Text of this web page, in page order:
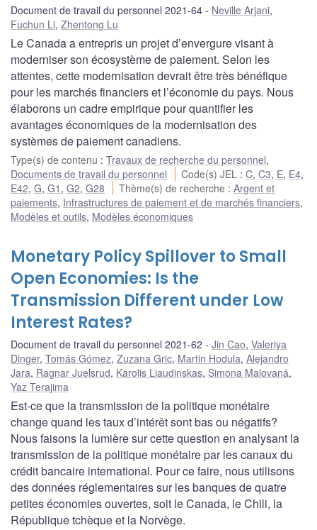
Document de travail du personnel 2021-64 Neville Arjani,
Fuchun Li, Zhentong Lu
Le Canada a entrepris un projet d’envergure visant à
moderniser son écosystème de paiement. Selon les
attentes, cette modernisation devrait être très bénéfique
pour les marchés financiers et l’économie du pays. Nous
élaborons un cadre empirique pour quantifier les
avantages économiques de la modernisation des
systèmes de paiement canadiens.
Type(s) de contenu : Travaux de recherche du personnel,
Documents de travail du personnel
Code(s) JEL :C,C3, E, E4,
E42, G, G1 , G2, G28 Thème(s) de recherche :Argent et
paiements, Infrastructures de paiement et de marchés financiers,
Modèles et outils, Modèles économiques
Monetary Policy Spillover to Small
Open Economies: Is the
Transmission Different under Low
Interest Rates?
Document de travail du personnel 2021-62 Jin Cao, Valeriya
Dinger, Tomás Gómez, Zuzana Gric, Martin Hodula, Alejandro
Jara, Ragnar Juelsrud, Karolis Liaudinskas, Simona Malovaná,
Yaz Terajima
Est-ce que la transmission de la politique monétaire
change quand les taux d’intérêt sont bas ou négatifs?
Nous faisons la lumière sur cette question en analysant la
transmission de la politique monétaire par les canaux du
crédit bancaire international. Pour ce faire, nous utilisons
des données réglementaires sur les banques de quatre
petites économies ouvertes, soit le Canada, le Chili, la
République tchèque et la Norvège.